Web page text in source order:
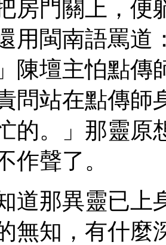
房門關上，便
用閩南語罵道
陳壇主怕點傳
問站在點傳師
的。」那靈原
作聲了。
道那異靈已上
無知，有什麼